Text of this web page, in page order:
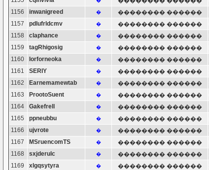
1156
inwanigreed � �������� ������
1157
pdlufrldcmv � �������� ������
1158
claphance � �������� ������
1159
tagRhigosig � �������� ������
1160
Iorforneoka � �������� ������
1161
SERIY � �������� ������
1162
Earnemamewtab � �������� ������
1163
ProotoSuent � �������� ������
1164
Gakefrell � �������� ������
1165
ppneubbu � �������� ������
1166
ujvrote � �������� ������
1167
MSruencomTS � �������� ������
1168
sxjderulc � �������� ������
1169
xlgqsytyra � �������� ������